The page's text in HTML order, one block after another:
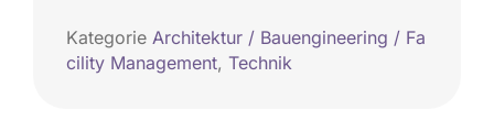
Kategorie Architektur / Bauengineering / Fa
cility Management, Technik